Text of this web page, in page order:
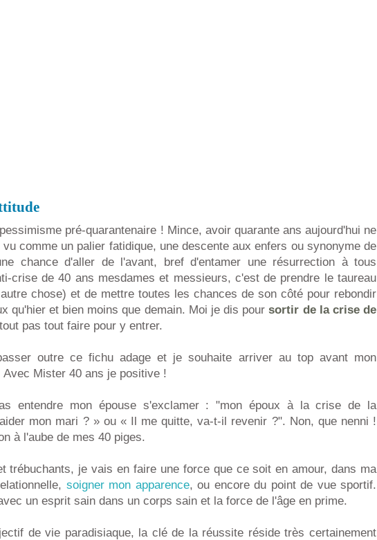
pré-quarantenaire ! Mince, avoir quarante ans aujourd'hui ne
comme un palier fatidique, une descente aux enfers ou synonyme de
chance d'aller de l'avant, bref d'entamer une résurrection à tous
crise de 40 ans mesdames et messieurs, c'est de prendre le taureau
chose) et de mettre toutes les chances de son côté pour rebondir
qu'hier et bien moins que demain. Moi je dis poursortir de la crise de
pas tout faire pour y entrer.
outre ce fichu adage et je souhaite arriver au top avant mon
Mister 40 ans je positive !
entendre mon épouse s'exclamer : "mon époux à la crise de la
mon mari ? » ou « Il me quitte, va-t-il revenir ?". Non, que nenni !
à l'aube de mes 40 piges.
trébuchants, je vais en faire une force que ce soit en amour, dans ma
soigner mon apparence, ou encore du point de vue sportif.
un esprit sain dans un corps sain et la force de l'âge en prime.
de vie paradisiaque, la clé de la réussite réside très certainement